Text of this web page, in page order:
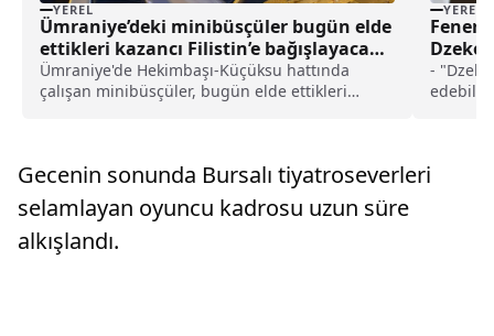
YEREL
Ümraniye’deki minibüsçüler bugün elde
ettikleri kazancı Filistin’e bağışlayacak
haberi
Ümraniye'de Hekimbaşı-Küçüksu hattında
çalışan minibüsçüler, bugün elde ettikleri
dikkati çekm...
YEREL
-
edebilir.
itibaren
Gecenin sonunda Bursalı tiyatroseverleri
selamlayan oyuncu kadrosu uzun süre
alkışlandı.